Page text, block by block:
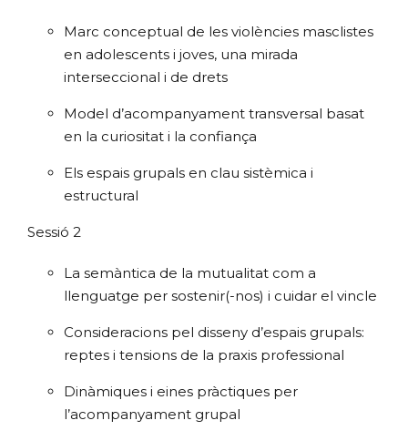
Marc conceptual de les violències masclistes
en adolescents i joves, una mirada
interseccional i de drets
Model d’acompanyament transversal basat
en la curiositat i la confiança
Els espais grupals en clau sistèmica i
estructural
Sessió 2
La semàntica de la mutualitat com a
llenguatge per sostenir(-nos) i cuidar el vincle
Consideracions pel disseny d’espais grupals:
reptes i tensions de la praxis professional
Dinàmiques i eines pràctiques per
l’acompanyament grupal